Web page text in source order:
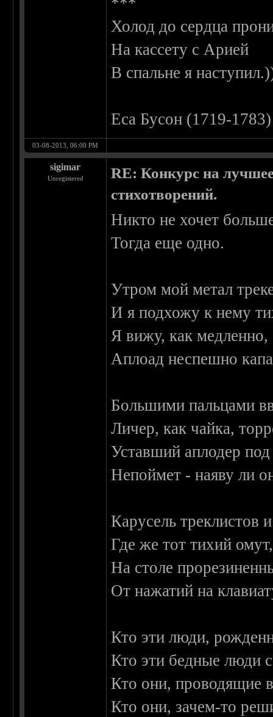
Холод до сердца
На кассету с Арией
В спальне я
Еса Бусон (1719-1783)
03-08-2013, 06:00 PM
sigimar
Unregistered
RE: Конкурс на
стихотворений.
Никто не хочет
Тогда еще одно.
Утром мой метал
И я подхожу к нему
Я вижу, как медленно,
Аплоад неспешно
Большими пальцами
Личер, как чайка,
Уставший аплодер
Непоймет - наяву ли
Карусель треклистов
Где же тот тихий
На столе
От нажатий на
Кто эти люди,
Кто эти бедные люди
Кто они, проводящие
Кто они, зачем-то